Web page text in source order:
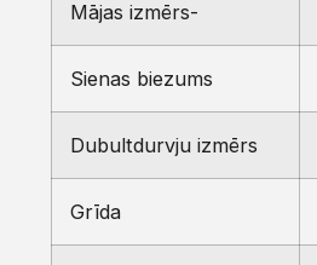
Mājas izmērs-
Sienas biezums
Dubultdurvju izmērs
Grīda